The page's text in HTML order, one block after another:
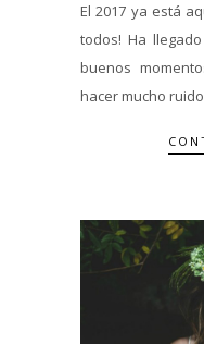
El 2017 ya está
todos! Ha
buenos
hacer mucho